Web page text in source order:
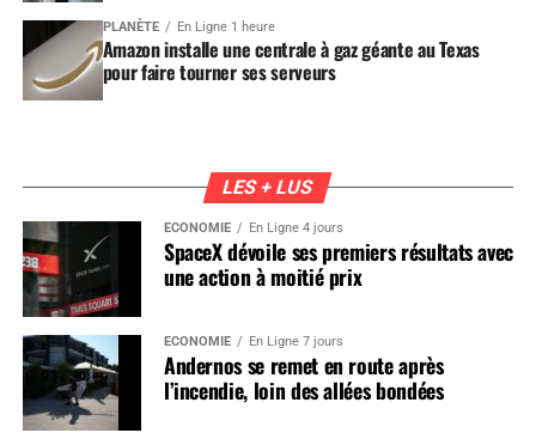
PLANÈTE En Ligne 1 heure
Amazon installe une centrale à gaz géante au Texas
pour faire tourner ses serveurs
LES + LUS
ÉCONOMIE En Ligne 4 jours
SpaceX dévoile ses premiers résultats avec
une action à moitié prix
ÉCONOMIE En Ligne 7 jours
Andernos se remet en route après
l’incendie, loin des allées bondées